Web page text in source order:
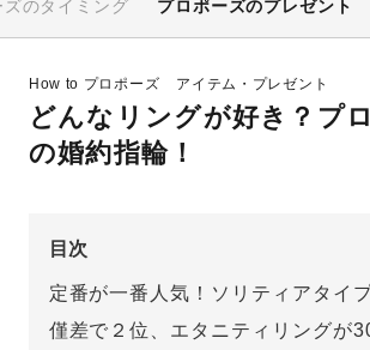
のタイミング プロポーズのプレゼント
How to プロポーズ アイテム・プレゼント
どんなリングが好き？プ
の婚約指輪！
目次
定番が一番人気！ソリティアタイ
僅差で２位、エタニティリングが
プロポーズサポート 先
プロポーズ知恵袋
プロポーズサポート